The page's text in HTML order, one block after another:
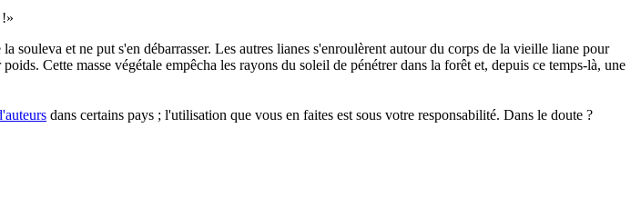
souleva et ne put s'en débarrasser. Les autres lianes s'enroulèrent autour du corps de la vieille liane pour
Cette masse végétale empêcha les rayons du soleil de pénétrer dans la forêt et, depuis ce temps-là, une
dans certains pays ; l'utilisation que vous en faites est sous votre responsabilité. Dans le doute ?